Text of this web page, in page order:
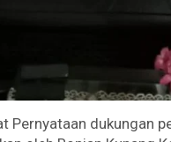
Pernyataan dukungan